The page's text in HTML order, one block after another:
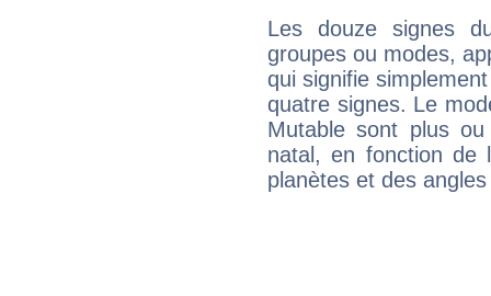
Les douze signes
groupes ou modes,
qui signifie
quatre signes. Le
Mutable sont plus
natal, en fonction de
planètes et des